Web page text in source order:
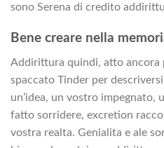
sono Serena di credito
Bene creare nella
Addirittura quindi, atto ancora
spaccato Tinder per
un’idea, un vostro impegnato,
fatto sorridere, excretion
vostra realta. Genialita e ale